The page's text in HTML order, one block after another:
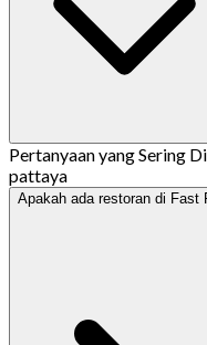
Pertanyaan yang Sering
pattaya
Apakah ada restoran di Fast